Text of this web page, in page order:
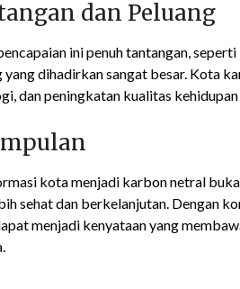
dan Peluang
ini penuh tantangan,
yang dihadirkan sangat besar. Kota
dan peningkatan kualitas
kota menjadi karbon netral
sehat dan berkelanjutan. Dengan
menjadi kenyataan yang